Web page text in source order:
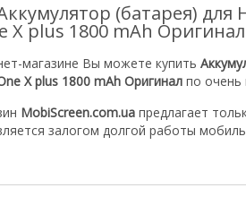
(батарея) для
X plus 1800 mAh Оригинал
магазине Вы можете купить
X plus 1800 mAh Оригинал по очень
MobiScreen.com.ua предлагает
залогом долгой работы